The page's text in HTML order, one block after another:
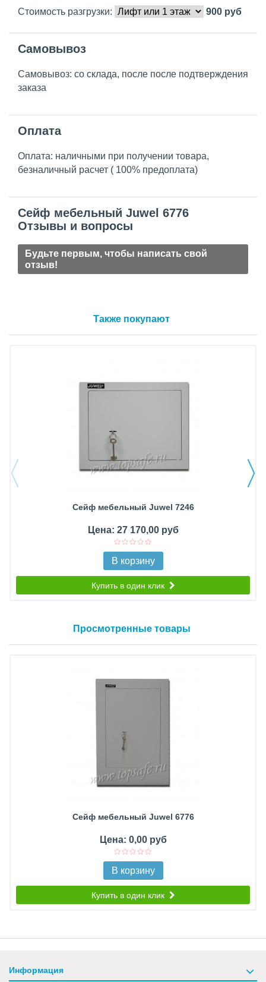
Стоимость разгрузки:
900 руб
Самовывоз
Самовывоз: со склада, после после подтверждения
заказа
Оплата
Оплата: наличными при получении товара,
безналичный расчет ( 100% предоплата)
Сейф мебельный Juwel 6776
Отзывы и вопросы
Будьте первым, чтобы написать свой
отзыв!
Также покупают
Сейф мебельный Juwel 7246
Цена: 27 170,00 руб
В корзину
Купить в один клик
Просмотренные товары
Сейф мебельный Juwel 6776
Цена: 0,00 руб
В корзину
Купить в один клик
Информация